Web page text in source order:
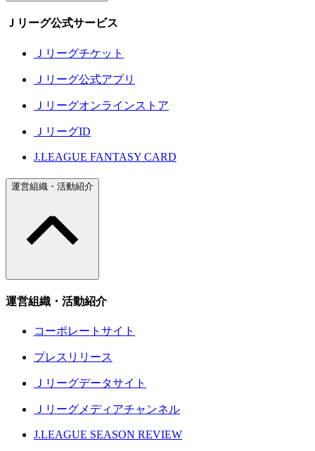
Ｊリーグ公式サービス
Ｊリーグチケット
Ｊリーグ公式アプリ
Ｊリーグオンラインストア
ＪリーグID
J.LEAGUE FANTASY CARD
運営組織・活動紹介
運営組織・活動紹介
コーポレートサイト
プレスリリース
Ｊリーグデータサイト
Ｊリーグメディアチャンネル
J.LEAGUE SEASON REVIEW